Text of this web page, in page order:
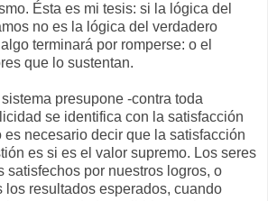
Ésta es mi tesis: si la lógica del
no es la lógica del verdadero
terminará por romperse: o el
que lo sustentan.
presupone -contra toda
se identifica con la satisfacción
necesario decir que la satisfacción
es si es el valor supremo. Los seres
satisfechos por nuestros logros, o
los resultados esperados, cuando